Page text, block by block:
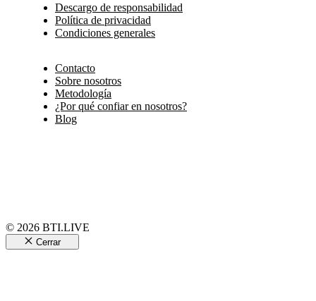
Descargo de responsabilidad
Política de privacidad
Condiciones generales
Contacto
Sobre nosotros
Metodología
¿Por qué confiar en nosotros?
Blog
© 2026 BTI.LIVE
Cerrar